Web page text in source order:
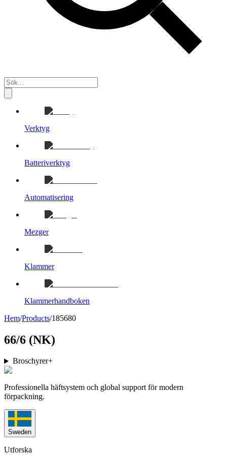
Verktyg
Batteriverktyg
Automatisering
Mezger
Klammer
Klammerhandboken
Hem/Products/185680
66/6 (NK)
Broschyrer+
Professionella häftsystem och global support för modern
förpackning.
Sweden
Utforska